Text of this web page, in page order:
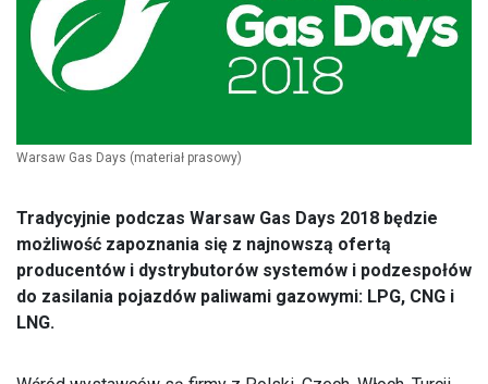
Warsaw Gas Days (materiał prasowy)
Tradycyjnie podczas Warsaw Gas Days 2018 będzie
możliwość zapoznania się z najnowszą ofertą
producentów i dystrybutorów systemów i podzespołów
do zasilania pojazdów paliwami gazowymi: LPG, CNG i
LNG.